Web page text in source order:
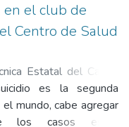
en el club de
Centro de Salud
Estatal del Carchi
Chicaiza, Vanessa
Aguilar, Jonathan
Mayra Carolina
es la segunda
mundo, cabe agregar
los casos están